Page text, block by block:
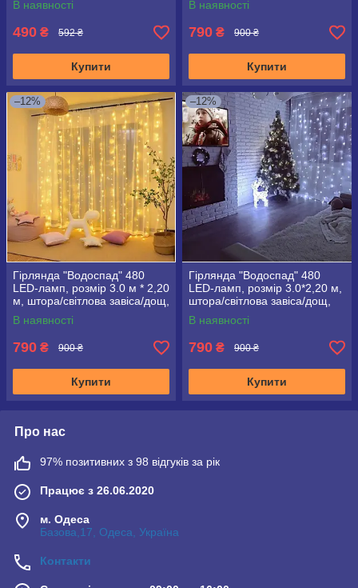
В наявності
490 ₴ 592 ₴
Купити
В наявності
790 ₴ 900 ₴
Купити
–12%
Гірлянда "Водоспад" 480
LED-ламп, розмір 3.0 м * 2,20
м, штора/світлова завіса/дощ,
тепле світло
В наявності
790 ₴ 900 ₴
Купити
–12%
Гірлянда "Водоспад" 480
LED-ламп, розмір 3.0*2,20 м,
штора/світлова завіса/дощ,
холодне біле світло
В наявності
790 ₴ 900 ₴
Купити
Про нас
97% позитивних з 98 відгуків за рік
Працює з 26.06.2020
м. Одеса
Базова,17, Одеса, Україна
Контакти